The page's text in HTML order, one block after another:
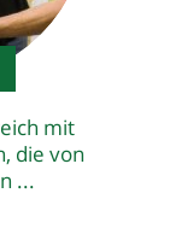
mit
die von
...